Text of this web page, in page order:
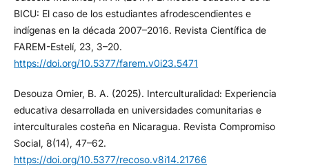
BICU: El caso de los estudiantes afrodescendientes e
indígenas en la década 2007–2016. Revista Científica de
FAREM-Estelí, 23, 3–20.
https://doi.org/10.5377/farem.v0i23.5471
Desouza Omier, B. A. (2025). Interculturalidad: Experiencia
educativa desarrollada en universidades comunitarias e
interculturales costeña en Nicaragua. Revista Compromiso
Social, 8(14), 47–62.
https://doi.org/10.5377/recoso.v8i14.21766